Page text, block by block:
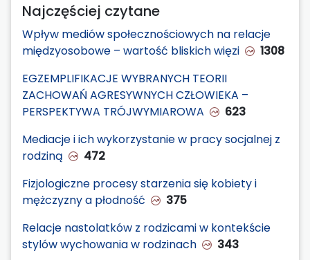
Najczęściej czytane
Wpływ mediów społecznościowych na relacje
międzyosobowe – wartość bliskich więzi
1308
EGZEMPLIFIKACJE WYBRANYCH TEORII
ZACHOWAŃ AGRESYWNYCH CZŁOWIEKA –
PERSPEKTYWA TRÓJWYMIAROWA
623
Mediacje i ich wykorzystanie w pracy socjalnej z
rodziną
472
Fizjologiczne procesy starzenia się kobiety i
mężczyzny a płodność
375
Relacje nastolatków z rodzicami w kontekście
stylów wychowania w rodzinach
343